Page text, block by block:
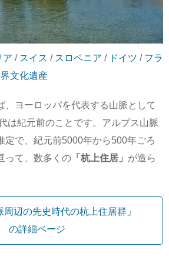
ア / スイス / スロベニア / ドイツ / フラ
文化遺産
、ヨーロッパを代表する山脈として
は紀元前のことです。アルプス山脈
定で、紀元前5000年から500年ごろ
って、数多くの 「杭上住居」 が造ら
周辺の先史時代の杭上住居群」
の詳細ページ